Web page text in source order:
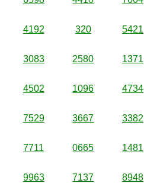
4192 320 5421
3083 2580 1371
4502 1096 4734
7529 3667 3382
7711 0665 1481
9963 7137 8948